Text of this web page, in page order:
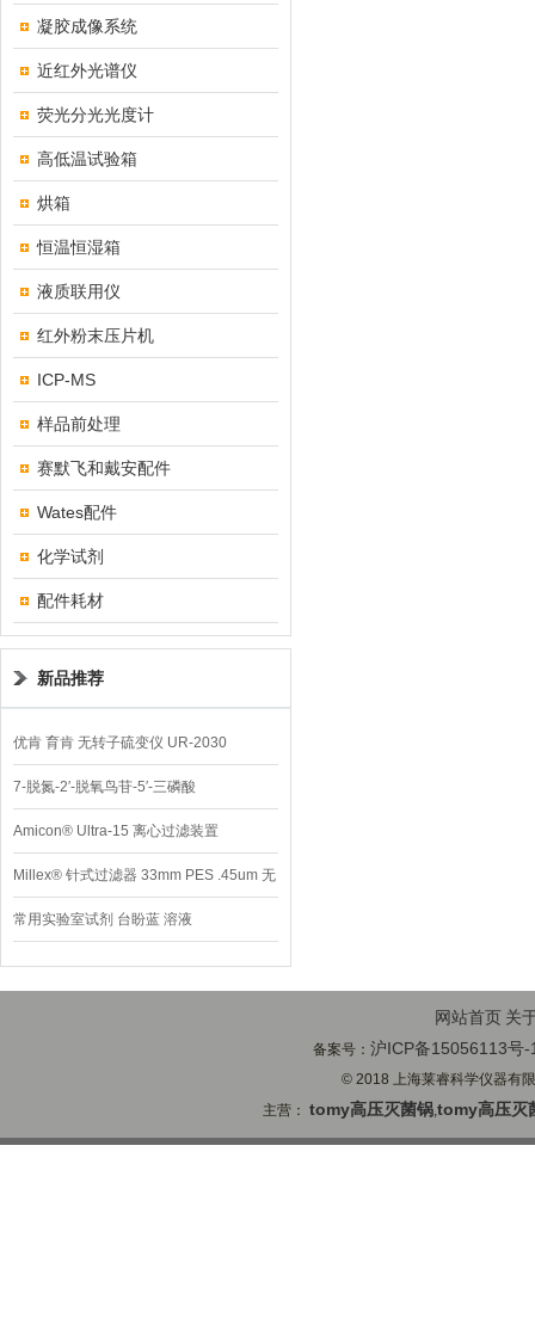
凝胶成像系统
近红外光谱仪
荧光分光光度计
高低温试验箱
烘箱
恒温恒湿箱
液质联用仪
红外粉末压片机
ICP-MS
样品前处理
赛默飞和戴安配件
Wates配件
化学试剂
配件耗材
新品推荐
优肯 育肯 无转子硫变仪 UR-2030
7-脱氮-2′-脱氧鸟苷-5′-三磷酸
Amicon® Ultra-15 离心过滤装置
Millex® 针式过滤器 33mm PES .45um 无
菌
常用实验室试剂 台盼蓝 溶液
网站首页 关
备案号：沪ICP备15056113号-
© 2018 上海莱睿科学仪器有
主营：tomy高压灭菌锅,tomy高压灭